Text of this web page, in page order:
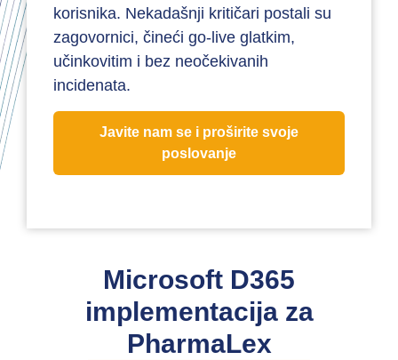
korisnika. Nekadašnji kritičari postali su
zagovornici, čineći go-live glatkim,
učinkovitim i bez neočekivanih
incidenata.
Javite nam se i proširite svoje
poslovanje
Microsoft D365
implementacija za
PharmaLex